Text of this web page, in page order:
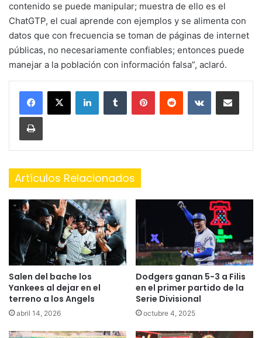
contenido se puede manipular; muestra de ello es el
ChatGTP, el cual aprende con ejemplos y se alimenta con
datos que con frecuencia se toman de páginas de internet
públicas, no necesariamente confiables; entonces puede
manejar a la población con información falsa”, aclaró.
LinkedInTumblr PinterestReddit VKontakteShare via Email
Print
Artículos Relacionados
Salen del bache los
Yankees al dejar en el
terreno a los Angels
abril 14, 2026
Dodgers ganan 5-3 a Filis
en el primer partido de la
Serie Divisional
octubre 4, 2025